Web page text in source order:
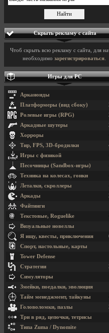
Скрыть рекламу с сайта
Чтоб скрыть всю рекламу с сайта, для
необходимо зарегистрироваться
Игры для PC
Арканоиды
Платформеры (вид сбоку)
Ролевые игры (RPG)
Аркадные шутеры
Хорроры
Тир, FPS, 3D-бродилки
Игры с физикой
Песочницы (Sandbox-игры)
Техника на колесах, гонки
Леталки, скроллеры
Аркады
Файтинги
Текстовые, Roguelike
Визуальные новеллы
Я ищу, квесты, приключения
Спорт, настольные, карты
Tower Defense
Стратегии
Симуляторы
Змейки, поедалки, эволюция
Тайм менеджмент, тайкуны
Головоломки, пазлы
Три в ряд, цепочки, тетрисы
Типа Zuma / Dynomite